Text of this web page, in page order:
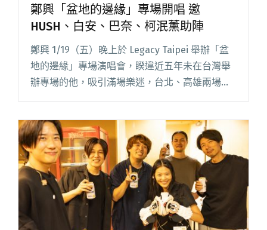
鄭興「盆地的邊緣」專場開唱 邀
HUSH、白安、巴奈、柯泯薰助陣
鄭興 1/19（五）晚上於 Legacy Taipei 舉辦「盆
地的邊緣」專場演唱會，睽違近五年未在台灣舉
辦專場的他，吸引滿場樂迷，台北、高雄兩場演
出皆完售。鄭興以新歌〈麻雀飛去哪裡〉開場，
〈日落玄武閱讀全文 "鄭興「盆地的邊緣」專場
開唱 邀HUSH、白安、巴奈、柯泯薰助陣"